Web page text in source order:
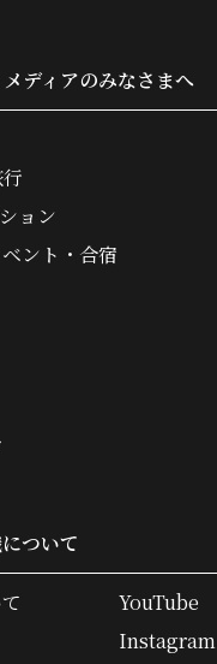
ディアのみなさまへ
ョン
ント・合宿
ついて
YouTube
Instagram